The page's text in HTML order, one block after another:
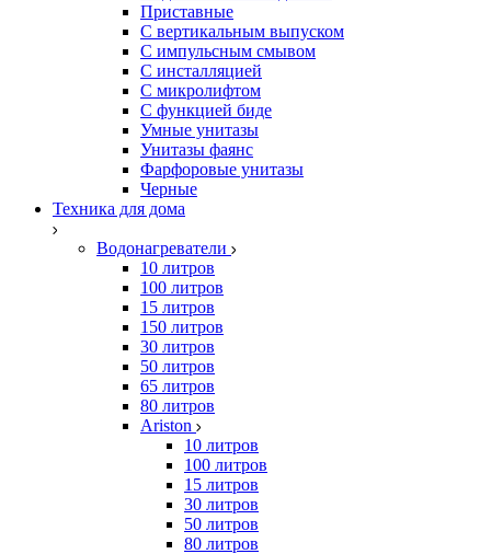
Приставные
С вертикальным выпуском
С импульсным смывом
С инсталляцией
С микролифтом
С функцией биде
Умные унитазы
Унитазы фаянс
Фарфоровые унитазы
Черные
Техника для дома
Водонагреватели
10 литров
100 литров
15 литров
150 литров
30 литров
50 литров
65 литров
80 литров
Ariston
10 литров
100 литров
15 литров
30 литров
50 литров
80 литров